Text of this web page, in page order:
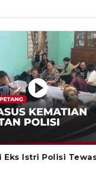
Eks Istri Polisi